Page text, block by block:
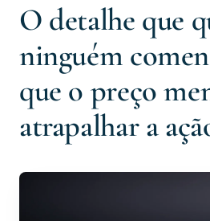
O detalhe que
ninguém
que o preço
atrapalhar a